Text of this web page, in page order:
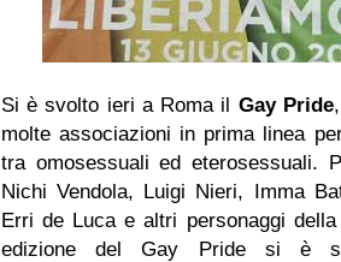
Si è svolto ieri a Roma il Gay Pride
molte associazioni in prima linea
tra omosessuali ed eterosessuali.
Nichi Vendola, Luigi Nieri, Imma
Erri de Luca e altri personaggi
edizione del Gay Pride si è